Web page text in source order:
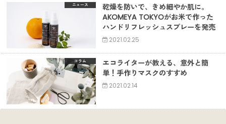
ニュース
乾燥を防いで、きめ細やか肌に。
AKOMEYA TOKYOがお米で作った
ハンドリフレッシュスプレーを発売
2021.02.25
コラム
エコライターが教える、意外と簡
単！手作りマスクのすすめ
2021.02.14